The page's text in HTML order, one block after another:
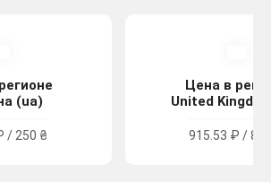
(ua)
/ 250 ₴
Цена в
United
915.53 ₽ /